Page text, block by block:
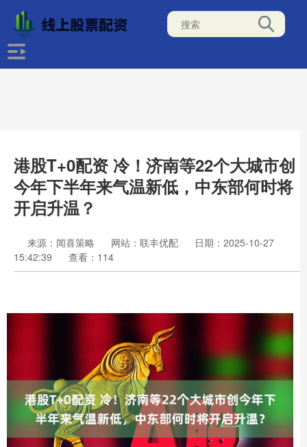
港股T+0配资 冷！济南等22个大城市创
今年下半年来气温新低，中东部何时将
开启升温？
来源：闻喜策略 网站：联丰优配
日期：2025-10-27
15:42:39
查看：114